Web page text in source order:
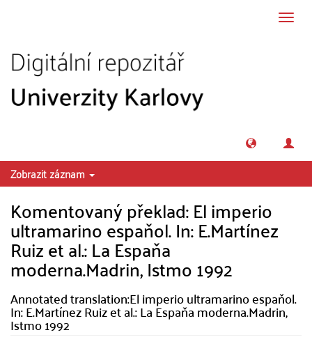
Zobrazit záznam
Komentovaný překlad: El imperio
ultramarino espaňol. In: E.Martínez
Ruiz et al.: La Espaňa
moderna.Madrin, Istmo 1992
Annotated translation:El imperio ultramarino espaňol.
In: E.Martínez Ruiz et al.: La Espaňa moderna.Madrin,
Istmo 1992